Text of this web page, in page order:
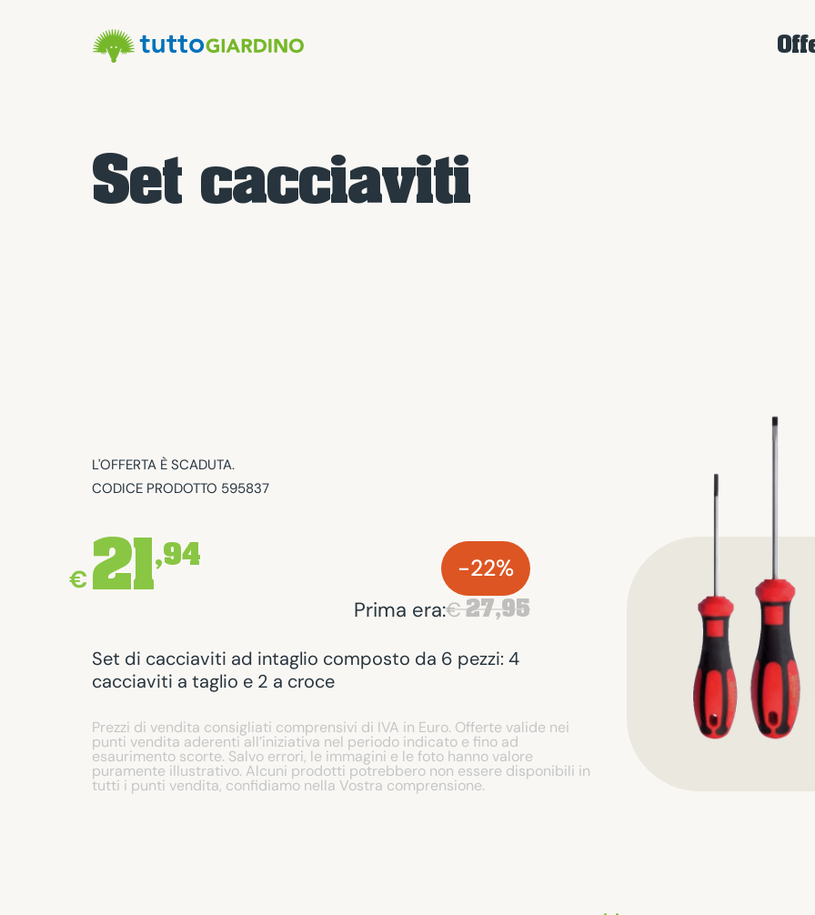
Set cacciaviti
L'OFFERTA È SCADUTA.
CODICE PRODOTTO 595837
€ 21,94 -22%
Prima era:€27,95
Set di cacciaviti ad intaglio composto da 6 pezzi: 4
cacciaviti a taglio e 2 a croce
Prezzi di vendita consigliati comprensivi di IVA in Euro. Offerte valide nei
punti vendita aderenti all’iniziativa nel periodo indicato e fino ad
esaurimento scorte. Salvo errori, le immagini e le foto hanno valore
puramente illustrativo. Alcuni prodotti potrebbero non essere disponibili in
tutti i punti vendita, confidiamo nella Vostra comprensione.